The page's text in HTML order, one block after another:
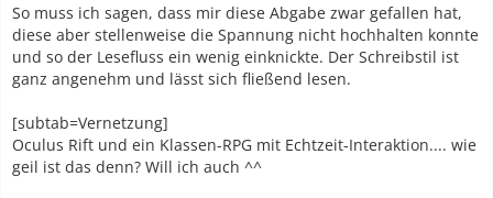
So muss ich sagen, dass mir diese Abgabe zwar gefallen hat,
diese aber stellenweise die Spannung nicht hochhalten konnte
und so der Lesefluss ein wenig einknickte. Der Schreibstil ist
ganz angenehm und lässt sich fließend lesen.
[subtab=Vernetzung]
Oculus Rift und ein Klassen-RPG mit Echtzeit-Interaktion.... wie
geil ist das denn? Will ich auch ^^